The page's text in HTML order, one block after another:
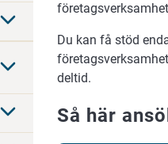
Du kan få stöd
deltid.
Så här